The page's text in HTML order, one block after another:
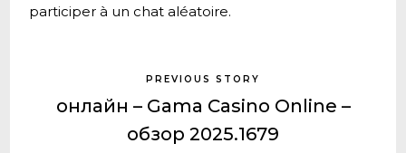
participer à un chat aléatoire.
PREVIOUS STORY
онлайн – Gama Casino Online –
обзор 2025.1679